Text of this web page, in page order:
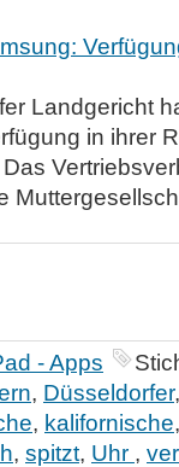
Landgericht
in ihrer
- Apps
, Düsseldorfer,
, kalifornische,
, spitzt, Uhr ,